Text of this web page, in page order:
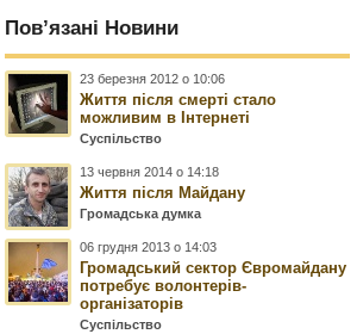
Пов’язані Новини
23 березня 2012 о 10:06
Життя після смерті стало
можливим в Інтернеті
Суспільство
13 червня 2014 о 14:18
Життя після Майдану
Громадська думка
06 грудня 2013 о 14:03
Громадський сектор Євромайдану
потребує волонтерів-
організаторів
Суспільство